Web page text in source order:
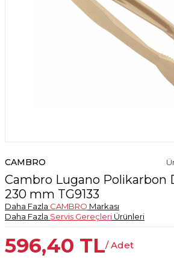
CAMBRO
Cambro Lugano Polikarbon
230 mm TG9133
Daha Fazla CAMBRO Markası
Daha Fazla Servis Gereçleri Ürünleri
596,40 TL/ Adet